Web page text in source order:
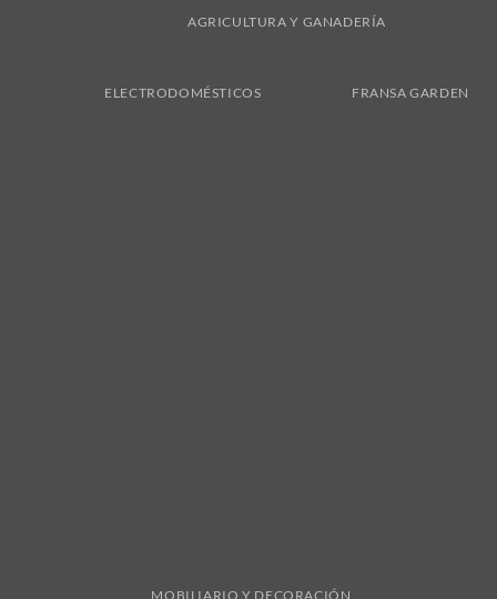
AGRICULTURA Y GANADERÍA
ELECTRODOMÉSTICOS FRANSA GARDEN
MOBILIARIO Y DECORACIÓN